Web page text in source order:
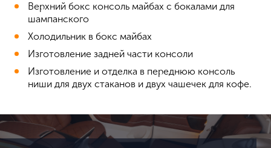
Верхний бокс консоль майбах с бокалами для
шампанского
Холодильник в бокс майбах
Изготовление задней части консоли
Изготовление и отделка в переднюю консоль
ниши для двух стаканов и двух чашечек для кофе.